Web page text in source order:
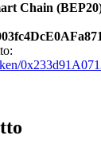
Chain